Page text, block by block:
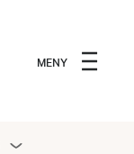
MENY